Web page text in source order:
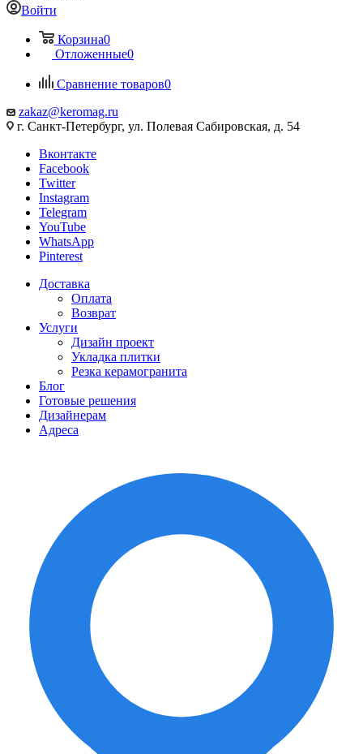
Войти
Корзина0
Отложенные0
Сравнение товаров0
zakaz@keromag.ru
г. Санкт-Петербург, ул. Полевая Сабировская, д. 54
Вконтакте
Facebook
Twitter
Instagram
Telegram
YouTube
WhatsApp
Pinterest
Доставка
Оплата
Возврат
Услуги
Дизайн проект
Укладка плитки
Резка керамогранита
Блог
Готовые решения
Дизайнерам
Адреса